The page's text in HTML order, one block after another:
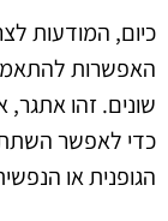
כיום, המודעות
האפשרות
שונים. זהו
כדי לאפשר
הגופנית או